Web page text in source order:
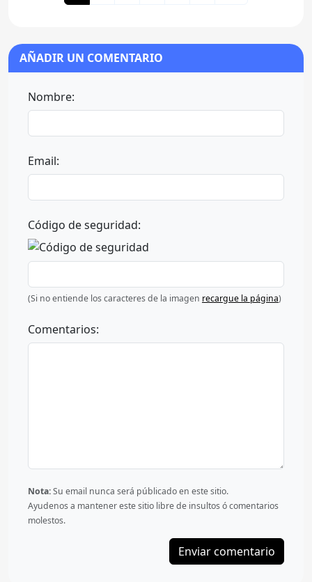
AÑADIR UN COMENTARIO
Nombre:
Email:
Código de seguridad:
(Si no entiende los caracteres de la imagen recargue la página)
Comentarios:
Nota:Su email nunca será públicado en este sitio.
Ayudenos a mantener este sitio libre de insultos ó comentarios
molestos.